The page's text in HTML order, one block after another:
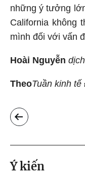
những ý tưởng
California không
mình đối với vấn
Hoài Nguyễn dịch
TheoTuần kinh
Ý kiến